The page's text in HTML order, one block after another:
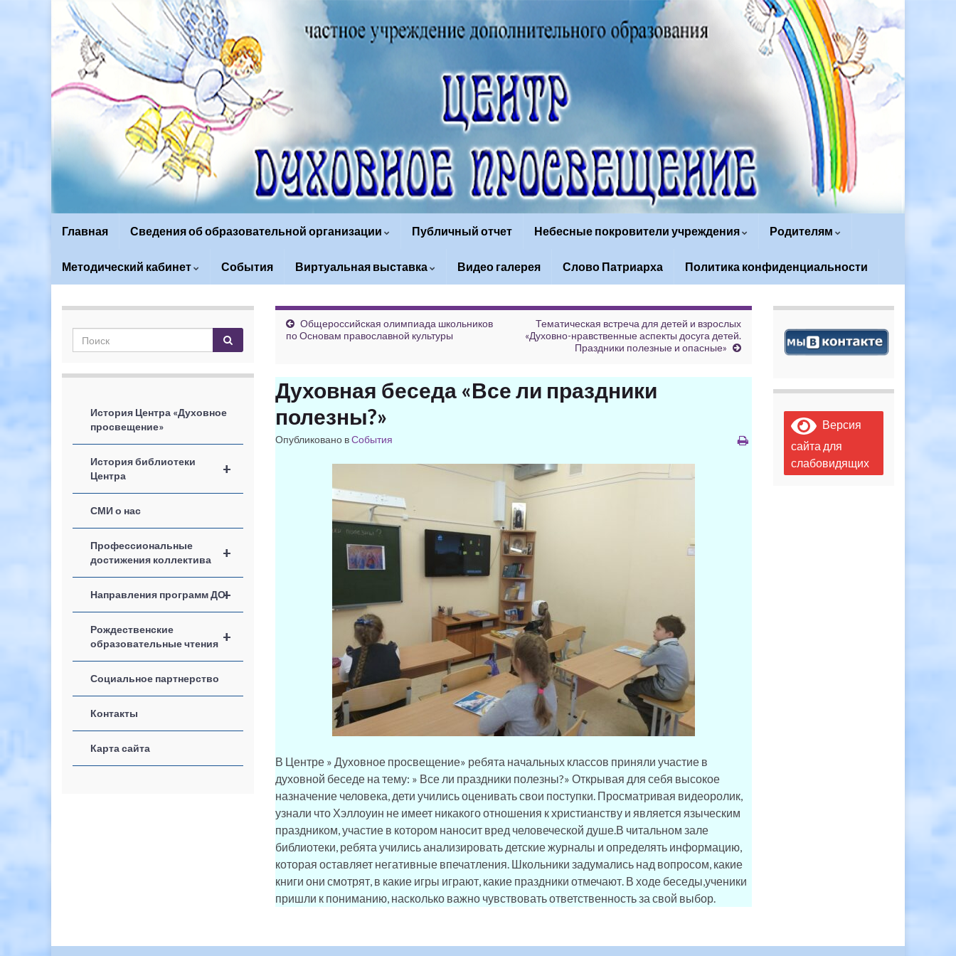
Главная Сведения об образовательной организации Публичный отчет Небесные покровители учреждения Родителям
Методический кабинет События Виртуальная выставка Видео галерея Слово Патриарха Политика конфиденциальности
История Центра «Духовное
просвещение»
+
История библиотеки
Центра
СМИ о нас
+
Профессиональные
достижения коллектива
+
Направления программ ДО
+
Рождественские
образовательные чтения
Социальное партнерство
Контакты
Карта сайта
Общероссийская олимпиада школьников
по Основам православной культуры
Тематическая встреча для детей и взрослых
«Духовно-нравственные аспекты досуга детей.
Праздники полезные и опасные»
Духовная беседа «Все ли праздники
полезны?»
Опубликовано вСобытия
В Центре » Духовное просвещение» ребята начальных классов приняли участие в
духовной беседе на тему: » Все ли праздники полезны?» Открывая для себя высокое
назначение человека, дети учились оценивать свои поступки. Просматривая видеоролик,
узнали что Хэллоуин не имеет никакого отношения к христианству и является языческим
праздником, участие в котором наносит вред человеческой душе.В читальном зале
библиотеки, ребята учились анализировать детские журналы и определять информацию,
которая оставляет негативные впечатления. Школьники задумались над вопросом, какие
книги они смотрят, в какие игры играют, какие праздники отмечают. В ходе беседы,ученики
пришли к пониманию, насколько важно чувствовать ответственность за свой выбор.
Версия
сайта для
слабовидящих